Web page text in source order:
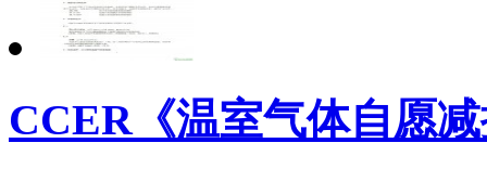
CCER《温室气体自愿